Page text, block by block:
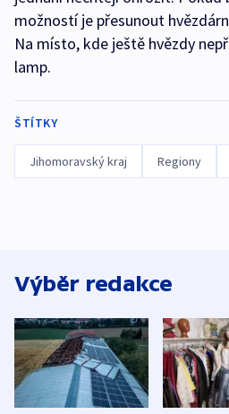
možností je přesunout
Na místo, kde ještě hvězdy
lamp.
ŠTÍTKY
Jihomoravský kraj Regiony
Výběr redakce